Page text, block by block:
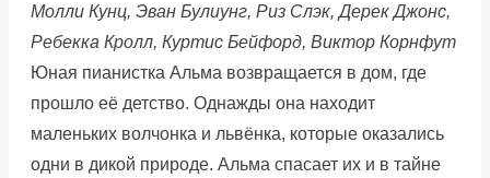
Молли Кунц, Эван Булиунг, Риз Слэк, Дерек Джонс,
Ребекка Кролл, Куртис Бейфорд, Виктор Корнфут
Юная пианистка Альма возвращается в дом, где
прошло её детство. Однажды она находит
маленьких волчонка и львёнка, которые оказались
одни в дикой природе. Альма спасает их и в тайне